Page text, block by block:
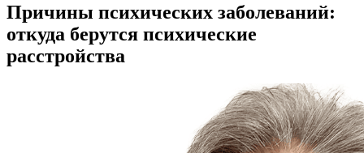
Причины психических заболеваний:
откуда берутся психические
расстройства